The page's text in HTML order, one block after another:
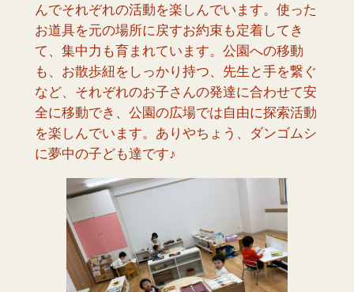
んでそれぞれの活動を楽しんでいます。使った
お道具を元の場所に戻すお約束も定着してき
て、集中力も育まれています。公園への移動
も、お散歩紐をしっかり持つ、先生と手を繋ぐ
など、それぞれのお子さんの発達に合わせて安
全に移動でき、公園の広場では自由に探索活動
を楽しんでいます。ありやちょう、ダンゴムシ
に夢中の子ども達です♪